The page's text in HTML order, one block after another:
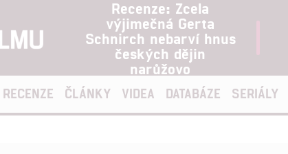
Recenze: Zcela
výjimečná Gerta
Schnirch nebarví hnus
českých dějin
narůžovo
RECENZE ČLÁNKY VIDEA DATABÁZE SERIÁLY